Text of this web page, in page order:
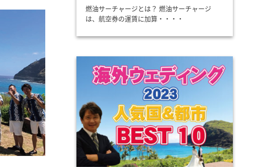
燃油サーチャージとは？ 燃油サーチャージ
は、航空券の運賃に加算・・・・